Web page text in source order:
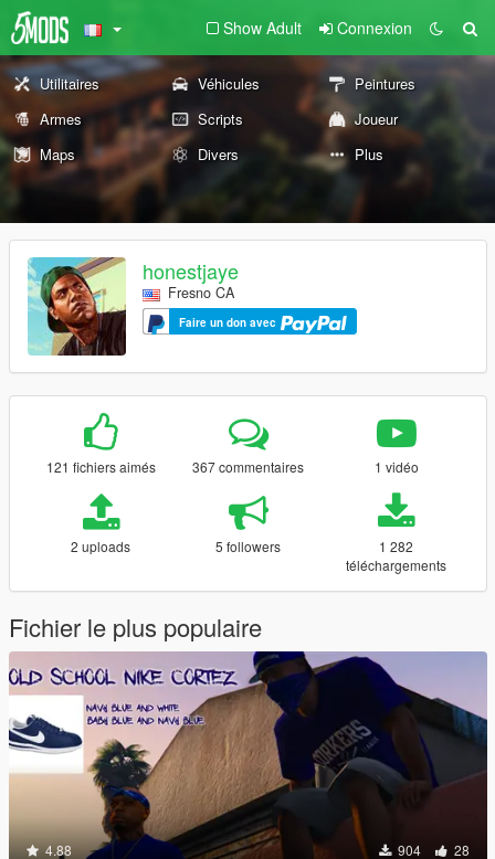
Show Adult Connexion
Utilitaires Véhicules
Peintures
Armes
Scripts
Joueur
Maps
Divers Plus
honestjaye
Fresno CA
Faire un don avec
121 fichiers aimés 367 commentaires 1 vidéo
2 uploads 5 followers
1 282
téléchargements
Fichier le plus populaire
4.88 904 28